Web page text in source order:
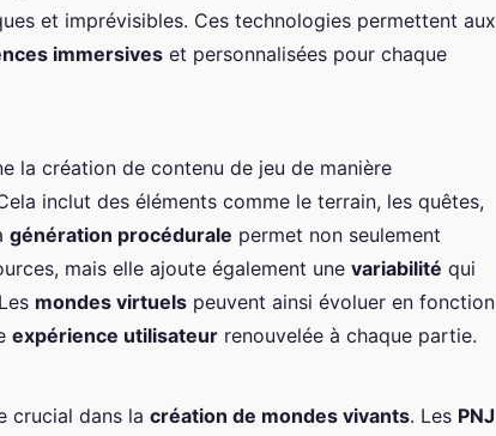
et imprévisibles. Ces technologies permettent aux
immersives et personnalisées pour chaque
la création de contenu de jeu de manière
inclut des éléments comme le terrain, les quêtes,
génération procédurale permet non seulement
mais elle ajoute également une variabilité qui
mondes virtuels peuvent ainsi évoluer en fonction
expérience utilisateur renouvelée à chaque partie.
crucial dans la création de mondes vivants. Les PNJ